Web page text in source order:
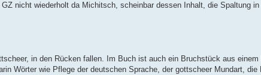
nicht wiederholt da Michitsch, scheinbar dessen Inhalt, die Spaltung
in den Rücken fallen. Im Buch ist auch ein Bruchstück aus einem
Wörter wie Pflege der deutschen Sprache, der gottscheer Mundart, die